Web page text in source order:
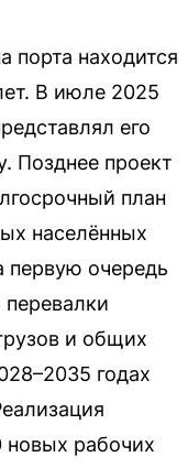
порта находится
В июле 2025
его
Позднее проект
план
населённых
первую очередь
и общих
годах
новых рабочих